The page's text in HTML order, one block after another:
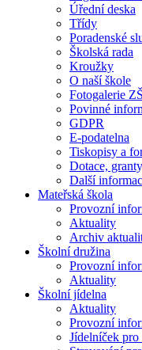
Úřední deska
Třídy
Poradenské
Školská rada
Kroužky
O naší škole
Fotogalerie ZŠ
Povinné
GDPR
E-podatelna
Tiskopisy a
Dotace,
Další
Mateřská škola
Provozní
Aktuality
Archiv
Školní družina
Provozní
Aktuality
Školní jídelna
Aktuality
Provozní
Jídelníček pro